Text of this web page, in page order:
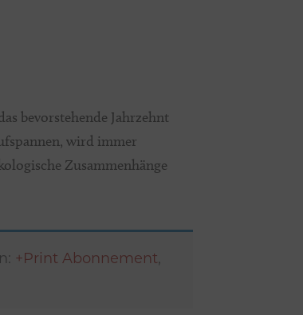
bevorstehende Jahrzehnt
wird immer
Zusammenhänge
+Print Abonnement,